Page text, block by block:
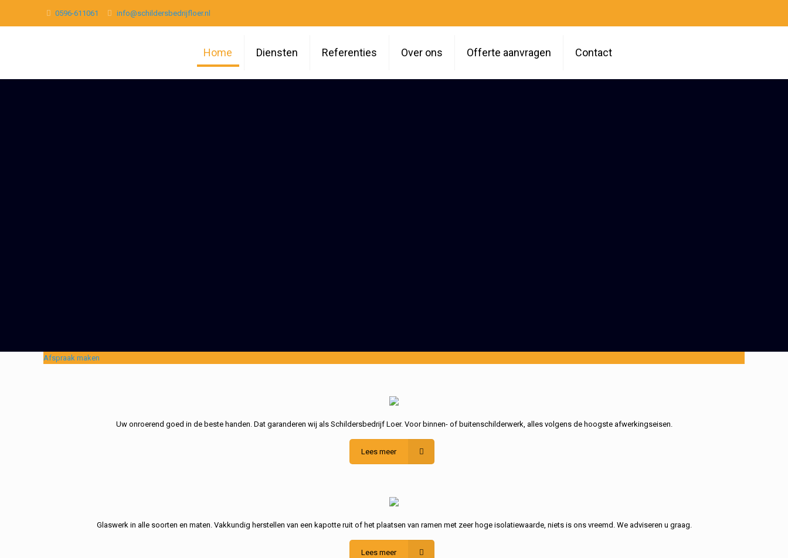
0596-611061 info@schildersbedrijfloer.nl
Home Diensten Referenties Over ons Offerte aanvragen Contact
Afspraak maken
Uw onroerend goed in de beste handen. Dat garanderen wij als Schildersbedrijf Loer. Voor binnen- of buitenschilderwerk, alles volgens de hoogste afwerkingseisen.
Lees meer
Glaswerk in alle soorten en maten. Vakkundig herstellen van een kapotte ruit of het plaatsen van ramen met zeer hoge isolatiewaarde, niets is ons vreemd. We adviseren u graag.
Lees meer